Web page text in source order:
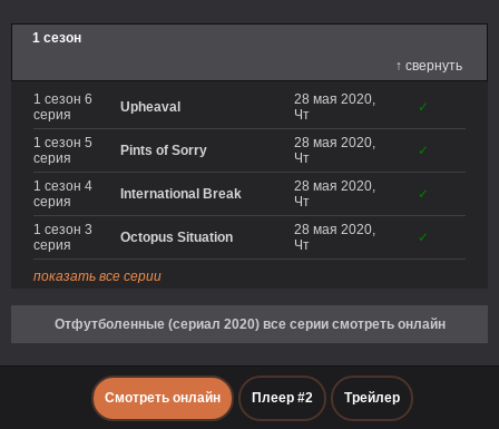
1 сезон
↑ свернуть
1 сезон 6
серия
Upheaval
28 мая 2020,
Чт
✓
1 сезон 5
серия
Pints of Sorry
28 мая 2020,
Чт
✓
1 сезон 4
серия
International Break
28 мая 2020,
Чт
✓
1 сезон 3
серия
Octopus Situation
28 мая 2020,
Чт
✓
показать все серии
Отфутболенные (сериал 2020) все серии смотреть онлайн
Смотреть онлайн Плеер #2 Трейлер